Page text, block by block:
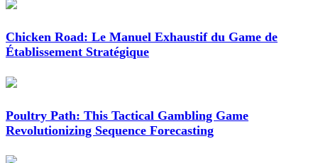
Chicken Road: Le Manuel Exhaustif du Game de
Établissement Stratégique
Poultry Path: This Tactical Gambling Game
Revolutionizing Sequence Forecasting